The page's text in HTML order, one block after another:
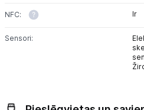
NFC: Ir
Sensori: